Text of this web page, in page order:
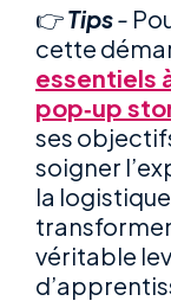
👉Tips-
cette
essentiels
pop‑up
ses
soigner
la
véritable